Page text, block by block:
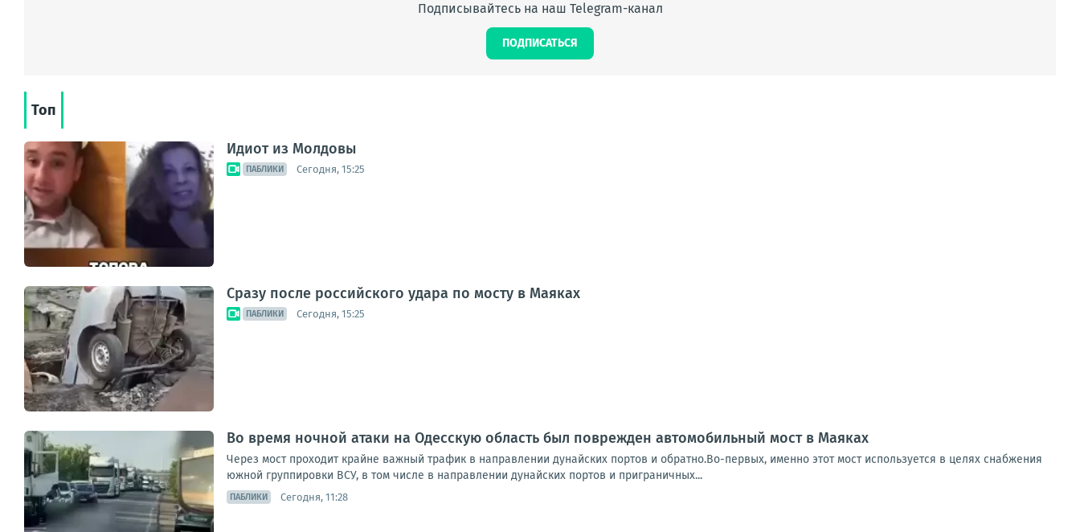
Подписывайтесь на наш Telegram-канал
ПОДПИСАТЬСЯ
Топ
Идиот из Молдовы
ПАБЛИКИ Сегодня, 15:25
Сразу после российского удара по мосту в Маяках
ПАБЛИКИ Сегодня, 15:25
Во время ночной атаки на Одесскую область был поврежден автомобильный мост в Маяках
Через мост проходит крайне важный трафик в направлении дунайских портов и обратно.Во-первых, именно этот мост используется в целях снабжения
южной группировки ВСУ, в том числе в направлении дунайских портов и приграничных...
ПАБЛИКИ Сегодня, 11:28